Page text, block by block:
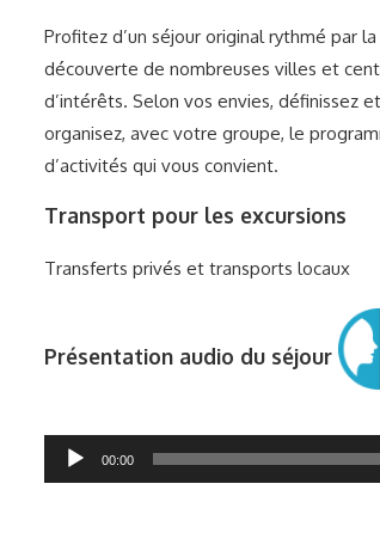
Profitez d’un séjour original rythmé par la
découverte de nombreuses villes et
d’intérêts. Selon vos envies, définissez et
organisez, avec votre groupe, le
d’activités qui vous convient.
Transport pour les excursions
Transferts privés et transports locaux
Présentation audio du séjour
Lecteur
audio
00:00